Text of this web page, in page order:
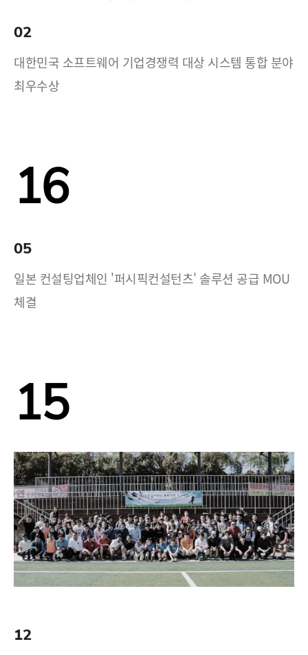
02
대한민국 소프트웨어 기업경쟁력 대상 시스템 통합 분야
최우수상
16
05
일본 컨설팅업체인 '퍼시픽컨설턴츠' 솔루션 공급 MOU
체결
15
12